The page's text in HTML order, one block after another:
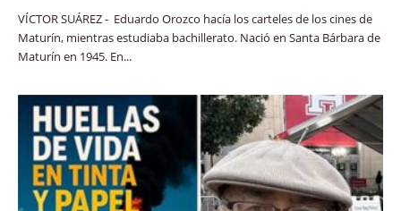
VÍCTOR SUÁREZ - Eduardo Orozco hacía los carteles de los cines de
Maturín, mientras estudiaba bachillerato. Nació en Santa Bárbara de
Maturín en 1945. En...